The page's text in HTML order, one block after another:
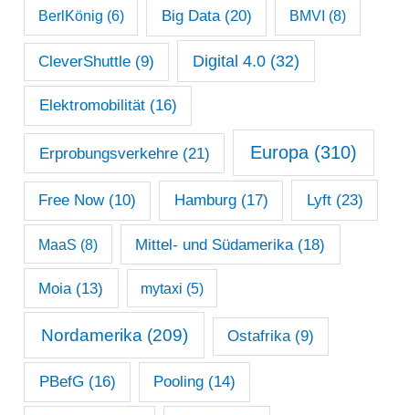
BerlKönig (6) Big Data(20) BMVI (8)
CleverShuttle (9) Digital 4.0(32)
Elektromobilität(16)
Erprobungsverkehre(21) Europa (310)
Free Now(10) Hamburg(17) Lyft(23)
MaaS (8) Mittel- und Südamerika (18)
Moia (13) mytaxi (5)
Nordamerika (209) Ostafrika(9)
PBefG (16) Pooling (14)